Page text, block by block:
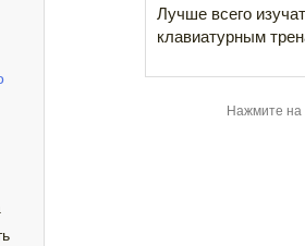
Лучше всего
клавиатурным
Нажмите на